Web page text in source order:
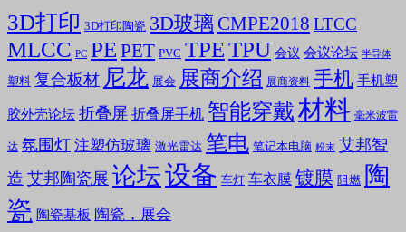
3D打印 3D打印陶瓷 3D玻璃 CMPE2018 LTCC
MLCC PC PE PET PVC TPETPU 会议 会议论坛 半导体
塑料 复合板材 尼龙 展会 展商介绍 展商资料 手机 手机塑
胶外壳论坛 折叠屏 折叠屏手机 智能穿戴材料 毫米波雷
达 氛围灯 注塑仿玻璃 激光雷达 笔电 笔记本电脑 粉末 艾邦智
造 艾邦陶瓷展 论坛设备 车灯 车衣膜 镀膜 阻燃 陶
瓷 陶瓷基板 陶瓷，展会